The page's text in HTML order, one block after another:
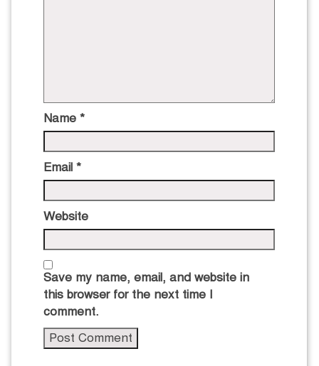
Name *
Email *
Website
Save my name, email, and website in
this browser for the next time I
comment.